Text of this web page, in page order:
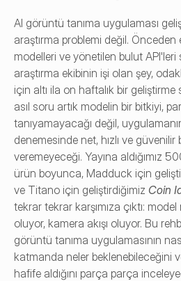
AI görüntü tanıma uygulaması
araştırma problemi değil.
modelleri ve yönetilen bulut
araştırma ekibinin işi olan şey,
için altı ila on haftalık bir
asıl soru artık modelin bir bitkiyi,
tanıyamayacağı değil,
denemesinde net, hızlı ve
veremeyeceği. Yayına aldığımız
ürün boyunca, Madduck için
ve Titano için geliştirdiğimiz Coin
tekrar tekrar karşımıza çıktı:
oluyor, kamera akışı oluyor. Bu
görüntü tanıma uygulamasının
katmanda neler beklenebileceğini
hafife aldığını parça parça